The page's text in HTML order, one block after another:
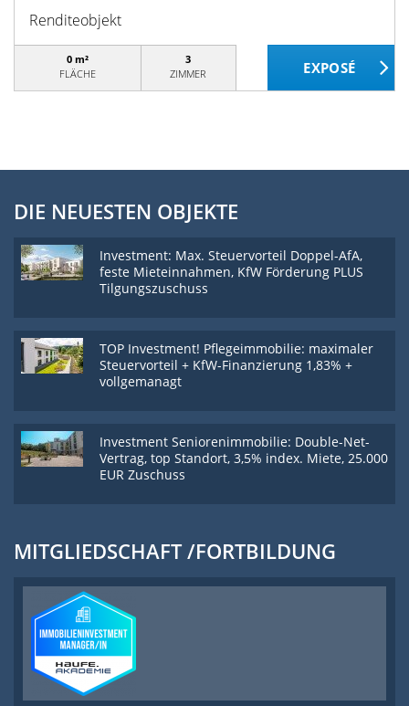
Renditeobjekt
0 m²
FLÄCHE
3
ZIMMER
DIE NEUESTEN OBJEKTE
Investment: Max. Steuervorteil Doppel-AfA,
feste Mieteinnahmen, KfW Förderung PLUS
Tilgungszuschuss
TOP Investment! Pflegeimmobilie: maximaler
Steuervorteil + KfW-Finanzierung 1,83% +
vollgemanagt
Investment Seniorenimmobilie: Double-Net-
Vertrag, top Standort, 3,5% index. Miete, 25.000
EUR Zuschuss
MITGLIEDSCHAFT /FORTBILDUNG